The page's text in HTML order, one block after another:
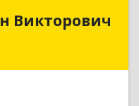
Викторович
р-н, Холмск